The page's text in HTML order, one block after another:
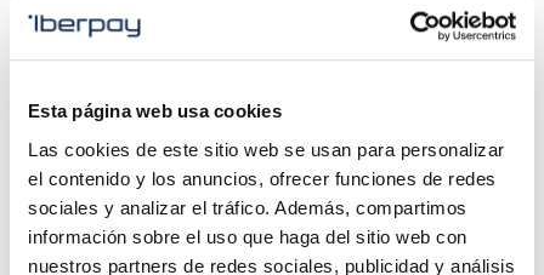
Esta página web usa cookies
Las cookies de este sitio web se usan para personalizar
el contenido y los anuncios, ofrecer funciones de redes
sociales y analizar el tráfico. Además, compartimos
información sobre el uso que haga del sitio web con
nuestros partners de redes sociales, publicidad y análisis
de Iberpay
Inicio de la reunión:27/06/2019 11:00
Final de la reunión:27/06/2019 13:30